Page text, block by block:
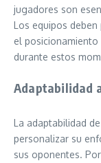
jugadores son
Los equipos
el
durante estos
Adaptabilidad
La adaptabilidad
personalizar su
sus oponentes.